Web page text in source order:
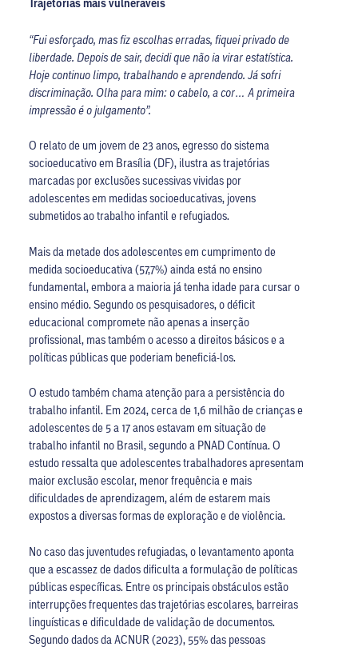
“Fui esforçado, mas fiz escolhas erradas, fiquei privado de
liberdade. Depois de sair, decidi que não ia virar estatística.
Hoje continuo limpo, trabalhando e aprendendo. Já sofri
discriminação. Olha para mim: o cabelo, a cor… A primeira
impressão é o julgamento”.
O relato de um jovem de 23 anos, egresso do sistema
socioeducativo em Brasília (DF), ilustra as trajetórias
marcadas por exclusões sucessivas vividas por
adolescentes em medidas socioeducativas, jovens
submetidos ao trabalho infantil e refugiados.
Mais da metade dos adolescentes em cumprimento de
medida socioeducativa (57,7%) ainda está no ensino
fundamental, embora a maioria já tenha idade para cursar o
ensino médio. Segundo os pesquisadores, o déficit
educacional compromete não apenas a inserção
profissional, mas também o acesso a direitos básicos e a
políticas públicas que poderiam beneficiá-los.
O estudo também chama atenção para a persistência do
trabalho infantil. Em 2024, cerca de 1,6 milhão de crianças e
adolescentes de 5 a 17 anos estavam em situação de
trabalho infantil no Brasil, segundo a PNAD Contínua. O
estudo ressalta que adolescentes trabalhadores apresentam
maior exclusão escolar, menor frequência e mais
dificuldades de aprendizagem, além de estarem mais
expostos a diversas formas de exploração e de violência.
No caso das juventudes refugiadas, o levantamento aponta
que a escassez de dados dificulta a formulação de políticas
públicas específicas. Entre os principais obstáculos estão
interrupções frequentes das trajetórias escolares, barreiras
linguísticas e dificuldade de validação de documentos.
Segundo dados da ACNUR (2023), 55% das pessoas